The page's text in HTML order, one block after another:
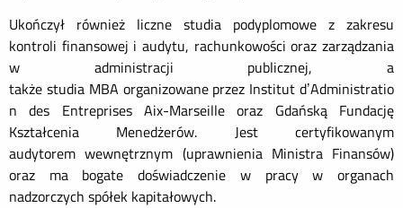
Ukończył również liczne studia podyplomowe z zakresu
kontroli finansowej i audytu, rachunkowości oraz zarządzania
w administracji publicznej, a
także studia MBA organizowane przez Institut d’Administratio
n des Entreprises Aix-Marseille oraz Gdańską Fundację
Kształcenia Menedżerów. Jest certyfikowanym
audytorem wewnętrznym (uprawnienia Ministra Finansów)
oraz ma bogate doświadczenie w pracy w organach
nadzorczych spółek kapitałowych.